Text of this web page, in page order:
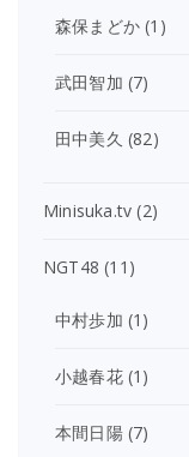
森保まどか (1)
武田智加 (7)
田中美久 (82)
Minisuka.tv (2)
NGT48 (11)
中村歩加 (1)
小越春花(1)
本間日陽(7)